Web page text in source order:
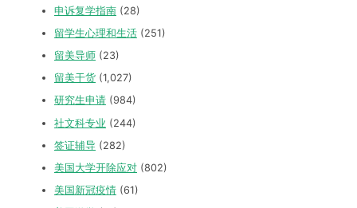
申诉复学指南 (28)
留学生心理和生活 (251)
留美导师 (23)
留美干货 (1,027)
研究生申请 (984)
社文科专业 (244)
签证辅导 (282)
美国大学开除应对 (802)
美国新冠疫情 (61)